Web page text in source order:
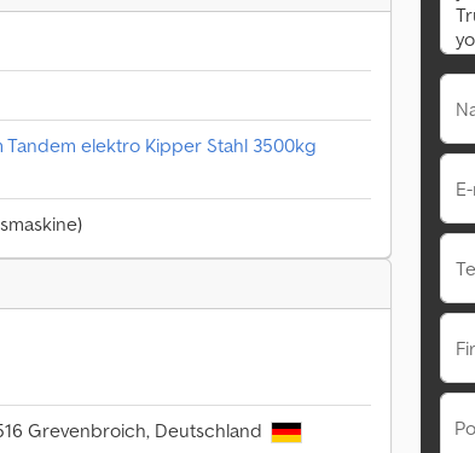
Tandem elektro Kipper Stahl 3500kg
Grevenbroich, Deutschland